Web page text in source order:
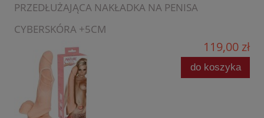
PRZEDŁUŻAJĄCA NAKŁADKA NA PENISA
CYBERSKÓRA +5CM
119,00 zł
do koszyka